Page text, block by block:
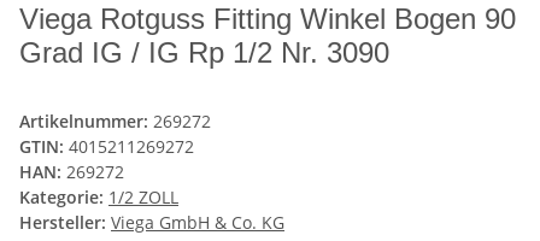
Viega Rotguss Fitting Winkel Bogen 90
Grad IG / IG Rp 1/2 Nr. 3090
Artikelnummer: 269272
GTIN: 4015211269272
HAN: 269272
Kategorie: 1/2 ZOLL
Hersteller: Viega GmbH & Co. KG